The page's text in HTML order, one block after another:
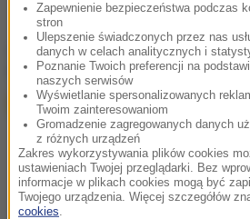
chcesz widzieć więcej artykułów od
Google
Zapewnienie bezpieczeństwa podczas
stron
Ulepszenie świadczonych przez nas
danych w celach analitycznych i
Poznanie Twoich preferencji na
naszych serwisów
Wyświetlanie spersonalizowanych
Twoim zainteresowaniom
Gromadzenie zagregowanych danych
z różnych urządzeń
Zakres wykorzystywania plików cookies
ustawieniach Twojej przeglądarki. Bez
informacje w plikach cookies mogą być
Twojego urządzenia. Więcej szczegółów
cookies